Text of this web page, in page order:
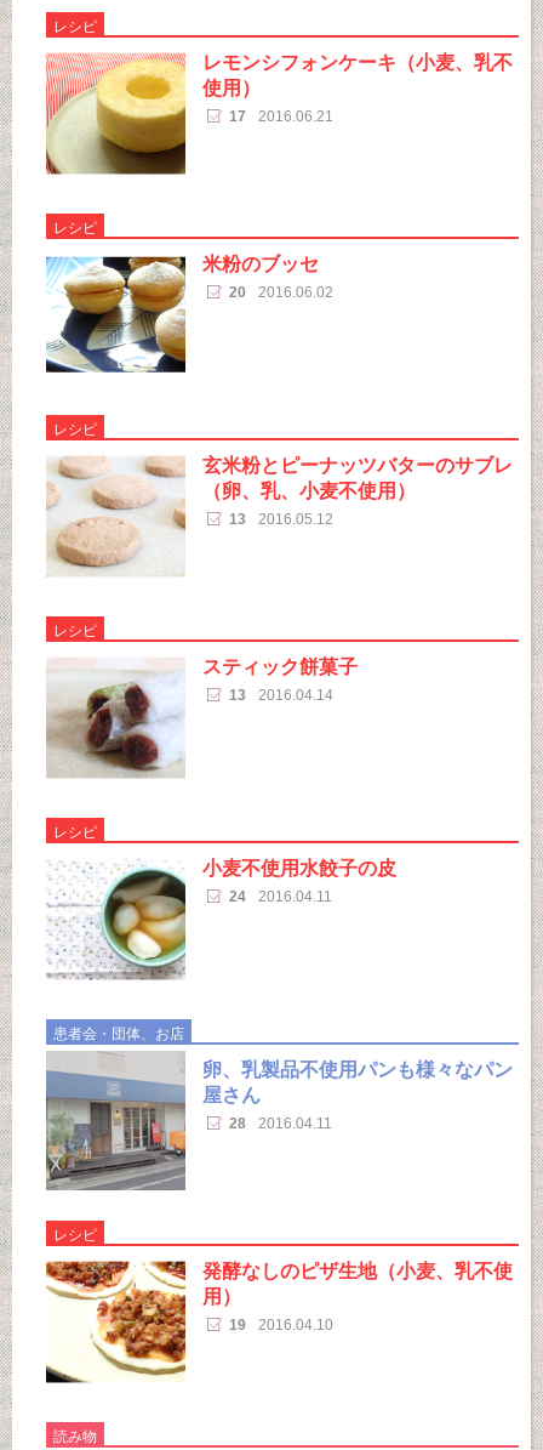
レシピ
レモンシフォンケーキ（小麦、乳不
使用）
17 2016.06.21
レシピ
米粉のブッセ
20 2016.06.02
レシピ
玄米粉とピーナッツバターのサブレ
（卵、乳、小麦不使用）
13 2016.05.12
レシピ
スティック餅菓子
13 2016.04.14
レシピ
小麦不使用水餃子の皮
24 2016.04.11
患者会・団体、お店
卵、乳製品不使用パンも様々なパン
屋さん
28 2016.04.11
レシピ
発酵なしのピザ生地（小麦、乳不使
用）
19 2016.04.10
読み物